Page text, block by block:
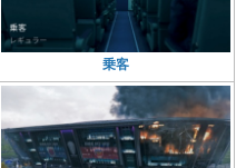
乗客